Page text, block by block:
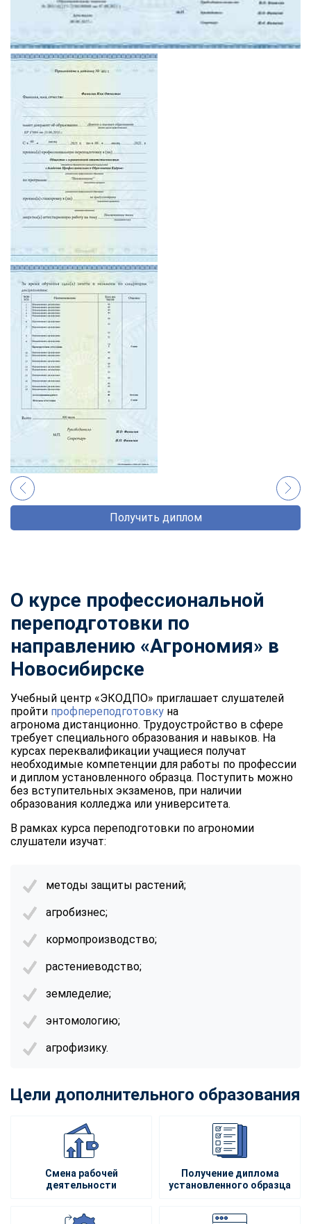
Получить диплом
О курсе профессиональной
переподготовки по
направлению «Агрономия» в
Новосибирске
Учебный центр «ЭКОДПО» приглашает слушателей
пройти профпереподготовку на
агронома дистанционно. Трудоустройство в сфере
требует специального образования и навыков. На
курсах переквалификации учащиеся получат
необходимые компетенции для работы по профессии
и диплом установленного образца. Поступить можно
без вступительных экзаменов, при наличии
образования колледжа или университета.
В рамках курса переподготовки по агрономии
слушатели изучат:
методы защиты растений;
агробизнес;
кормопроизводство;
растениеводство;
земледелие;
энтомологию;
агрофизику.
Цели дополнительного образования
Смена рабочей
деятельности
Получение диплома
установленного образца